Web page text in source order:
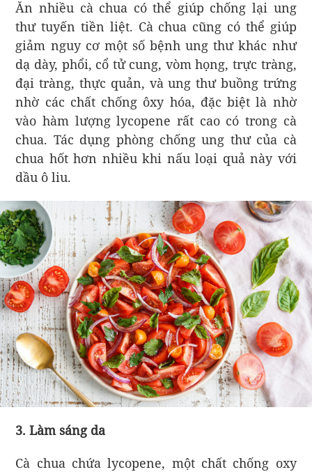
Ăn nhiều cà chua có thể giúp chống lại ung
thư tuyến tiền liệt. Cà chua cũng có thể giúp
giảm nguy cơ một số bệnh ung thư khác như
dạ dày, phổi, cổ tử cung, vòm họng, trực tràng,
đại tràng, thực quản, và ung thư buồng trứng
nhờ các chất chống ôxy hóa, đặc biệt là nhờ
vào hàm lượng lycopene rất cao có trong cà
chua. Tác dụng phòng chống ung thư của cà
chua hốt hơn nhiều khi nấu loại quả này với
dầu ô liu.
3. Làm sáng da
Cà chua chứa lycopene, một chất chống oxy